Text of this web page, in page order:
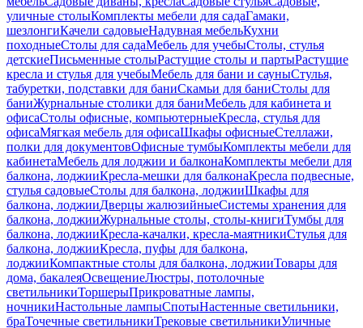
уличные столыКомплекты мебели для садаГамаки,
шезлонгиКачели садовыеНадувная мебельКухни
походныеСтолы для садаМебель для учебыСтолы, стулья
детскиеПисьменные столыРастущие столы и партыРастущие
кресла и стулья для учебыМебель для бани и сауныСтулья,
табуретки, подставки для баниСкамьи для баниСтолы для
баниЖурнальные столики для баниМебель для кабинета и
офисаСтолы офисные, компьютерныеКресла, стулья для
офисаМягкая мебель для офисаШкафы офисныеСтеллажи,
полки для документовОфисные тумбыКомплекты мебели для
кабинетаМебель для лоджии и балконаКомплекты мебели для
балкона, лоджииКресла-мешки для балконаКресла подвесные,
стулья садовыеСтолы для балкона, лоджииШкафы для
балкона, лоджииДверцы жалюзийныеСистемы хранения для
балкона, лоджииЖурнальные столы, столы-книгиТумбы для
балкона, лоджииКресла-качалки, кресла-маятникиСтулья для
балкона, лоджииКресла, пуфы для балкона,
лоджииКомпактные столы для балкона, лоджииТовары для
дома, бакалеяОсвещениеЛюстры, потолочные
светильникиТоршерыПрикроватные лампы,
ночникиНастольные лампыСпотыНастенные светильники,
браТочечные светильникиТрековые светильникиУличные